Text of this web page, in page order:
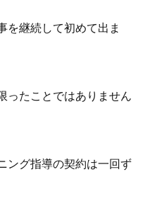
を継続して初めて出ま
ったことではありません
ング指導の契約は一回ず